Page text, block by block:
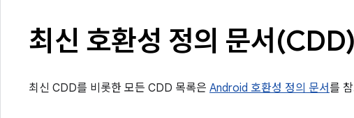
최신 호환성 정의 문서(CDD)
최신 CDD를 비롯한 모든 CDD 목록은 Android 호환성 정의 문서를